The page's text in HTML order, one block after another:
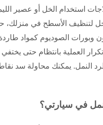
استخدام الخل أو عصير
لتنظيف الأسطح في منزلك،
وبورات الصوديوم كمواد
العملية بانتظام حتى يختفي
النمل. يمكنك محاولة سد
في سيارتي؟